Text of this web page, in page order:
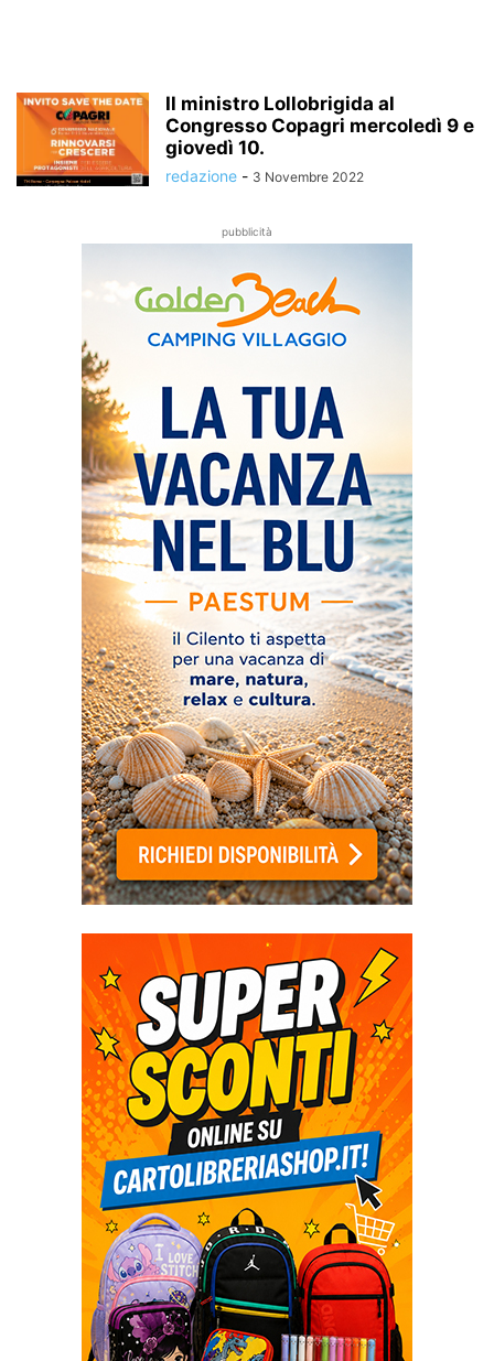
Il ministro Lollobrigida al
Congresso Copagri mercoledì 9 e
giovedì 10.
redazione - 3 Novembre 2022
pubblicità